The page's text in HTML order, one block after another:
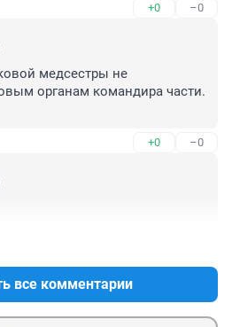
+0 –0
медсестры не
органам командира части.
+0 –0
все комментарии